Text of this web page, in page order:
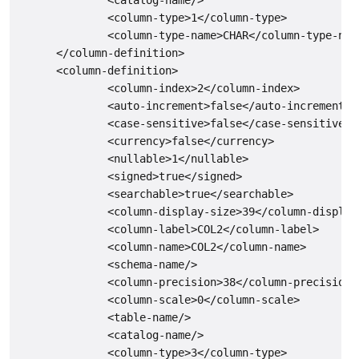
              <column-type>1</column-type>
<column-type-name>CHAR</column-type-
      </column-definition>
      <column-definition>
              <column-index>2</column-index>
              <auto-increment>false</auto-increment>
              <case-sensitive>false</case-sensitive>
              <currency>false</currency>
              <nullable>1</nullable>
              <signed>true</signed>
              <searchable>true</searchable>
<column-display-size>39</column-
              <column-label>COL2</column-label>
              <column-name>COL2</column-name>
              <schema-name/>
              <column-precision>38</column-precision>
              <column-scale>0</column-scale>
              <table-name/>
              <catalog-name/>
              <column-type>3</column-type>